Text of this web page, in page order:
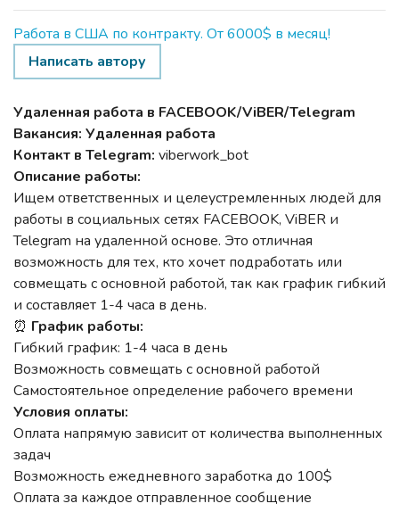
Работа в США по контракту. От 6000$ в месяц!
Написать автору
Удаленная работа в FACEBOOK/ViBER/Telegram
Вакансия: Удаленная работа
Контакт в Telegram: viberwork_bot
Описание работы:
Ищем ответственных и целеустремленных людей для
работы в социальных сетях FACEBOOK, ViBER и
Telegram на удаленной основе. Это отличная
возможность для тех, кто хочет подработать или
совмещать с основной работой, так как график гибкий
и составляет 1-4 часа в день.
⏰ График работы:
Гибкий график: 1-4 часа в день
Возможность совмещать с основной работой
Самостоятельное определение рабочего времени
Условия оплаты:
Оплата напрямую зависит от количества выполненных
задач
Возможность ежедневного заработка до 100$
Оплата за каждое отправленное сообщение